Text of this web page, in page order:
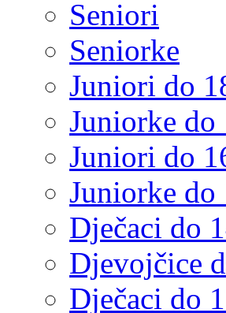
Seniori
Seniorke
Juniori do
Juniorke do
Juniori do
Juniorke do
Dječaci do
Djevojčice
Dječaci do